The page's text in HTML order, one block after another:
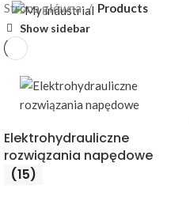
Strona główna Products
Show sidebar
Elektrohydrauliczne
rozwiązania napędowe
(15)